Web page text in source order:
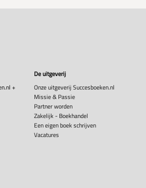
+
De uitgeverij
Onze uitgeverij Succesboeken.nl
Missie & Passie
Partner worden
Zakelijk - Boekhandel
Een eigen boek schrijven
Vacatures